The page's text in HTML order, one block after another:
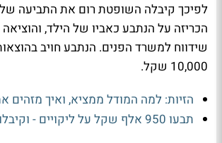
לפיכך קיבלה השופטת רום את התביעה
הכריזה על הנתבע כאביו של הילד,
שידווח למשרד הפנים. הנתבע חויב
10,000 שקל.
הזיות: למה המודל ממציא, ואיך מזהים
תבעו 950 אלף שקל על ליקויים - וקיבלו 71 אלף